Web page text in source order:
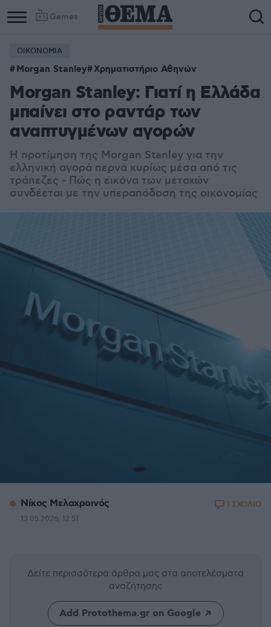
Games
ΟΙΚΟΝΟΜΙΑ
Morgan Stanley Χρηματιστήριο Αθηνών
Morgan Stanley: Γιατί η Ελλάδα
μπαίνει στο ραντάρ των
αναπτυγμένων αγορών
Η προτίμηση της Morgan Stanley για την
ελληνική αγορά περνά κυρίως μέσα από τις
τράπεζες - Πώς η εικόνα των μετοχών
συνδέεται με την υπεραπόδοση της οικονομίας
Νίκος Μελαχροινός
13.05.2026, 12:51
1 ΣΧΟΛΙΟ
Δείτε περισσότερα άρθρα μας στα αποτελέσματα
αναζήτησης
Add Protothema.gr on Google